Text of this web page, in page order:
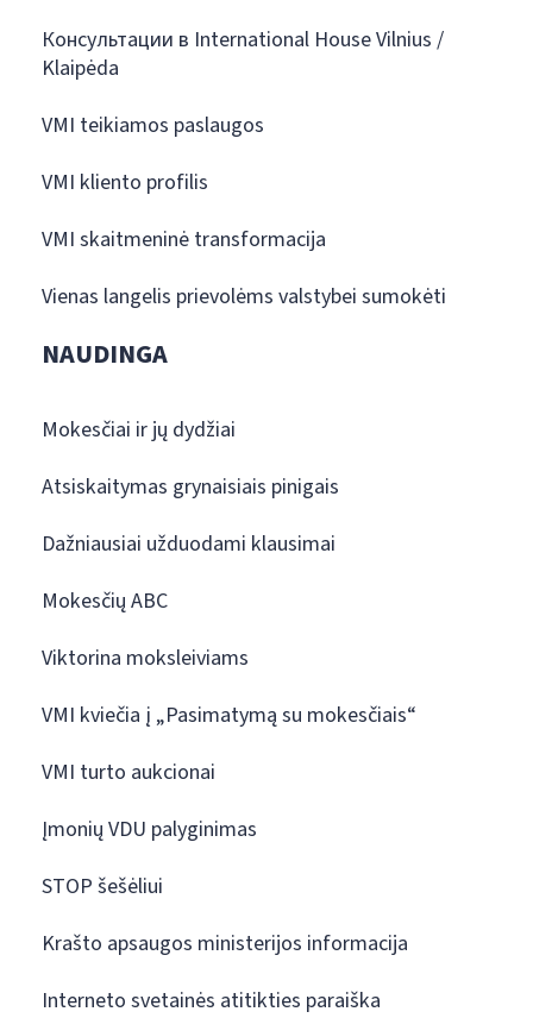
Консультации в International House Vilnius /
Klaipėda
VMI teikiamos paslaugos
VMI kliento profilis
VMI skaitmeninė transformacija
Vienas langelis prievolėms valstybei sumokėti
NAUDINGA
Mokesčiai ir jų dydžiai
Atsiskaitymas grynaisiais pinigais
Dažniausiai užduodami klausimai
Mokesčių ABC
Viktorina moksleiviams
VMI kviečia į „Pasimatymą su mokesčiais“
VMI turto aukcionai
Įmonių VDU palyginimas
STOP šešėliui
Krašto apsaugos ministerijos informacija
Interneto svetainės atitikties paraiška